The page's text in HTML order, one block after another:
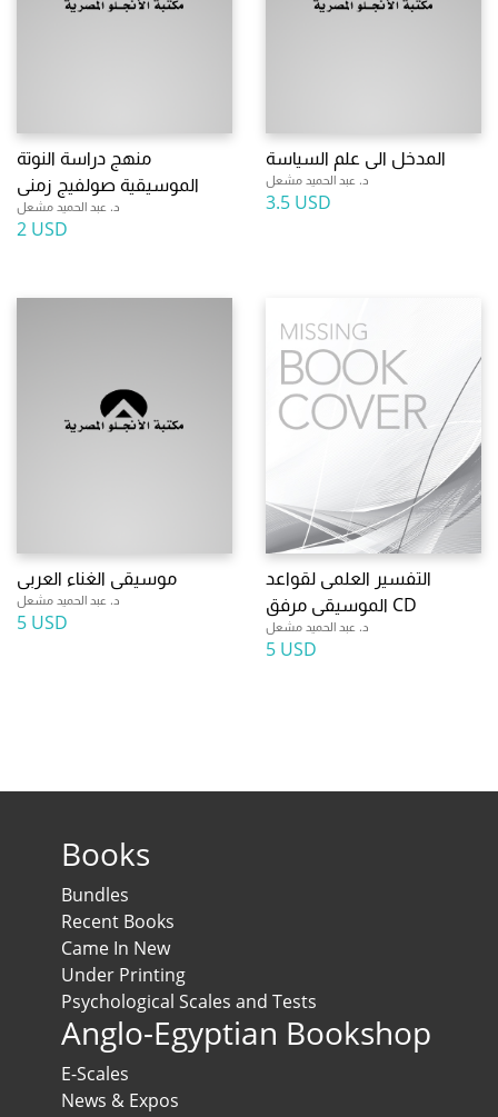
منهج دراسة النوتة
الموسيقية صولفيج زمنى
د. عبد الحميد مشعل
2 USD
المدخل الى علم السياسة
د. عبد الحميد مشعل
3.5 USD
موسيقى الغناء العربى
د. عبد الحميد مشعل
5 USD
التفسير العلمى لقواعد
الموسيقى مرفق CD
د. عبد الحميد مشعل
5 USD
Books
Bundles
Recent Books
Came In New
Under Printing
Psychological Scales and Tests
Anglo-Egyptian Bookshop
E-Scales
News & Expos